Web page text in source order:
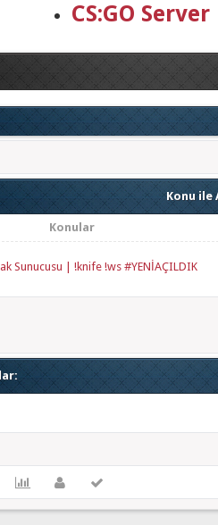
CS:GO
Konu ile
Konular
Sunucusu | !knife !ws #YENİAÇILDIK